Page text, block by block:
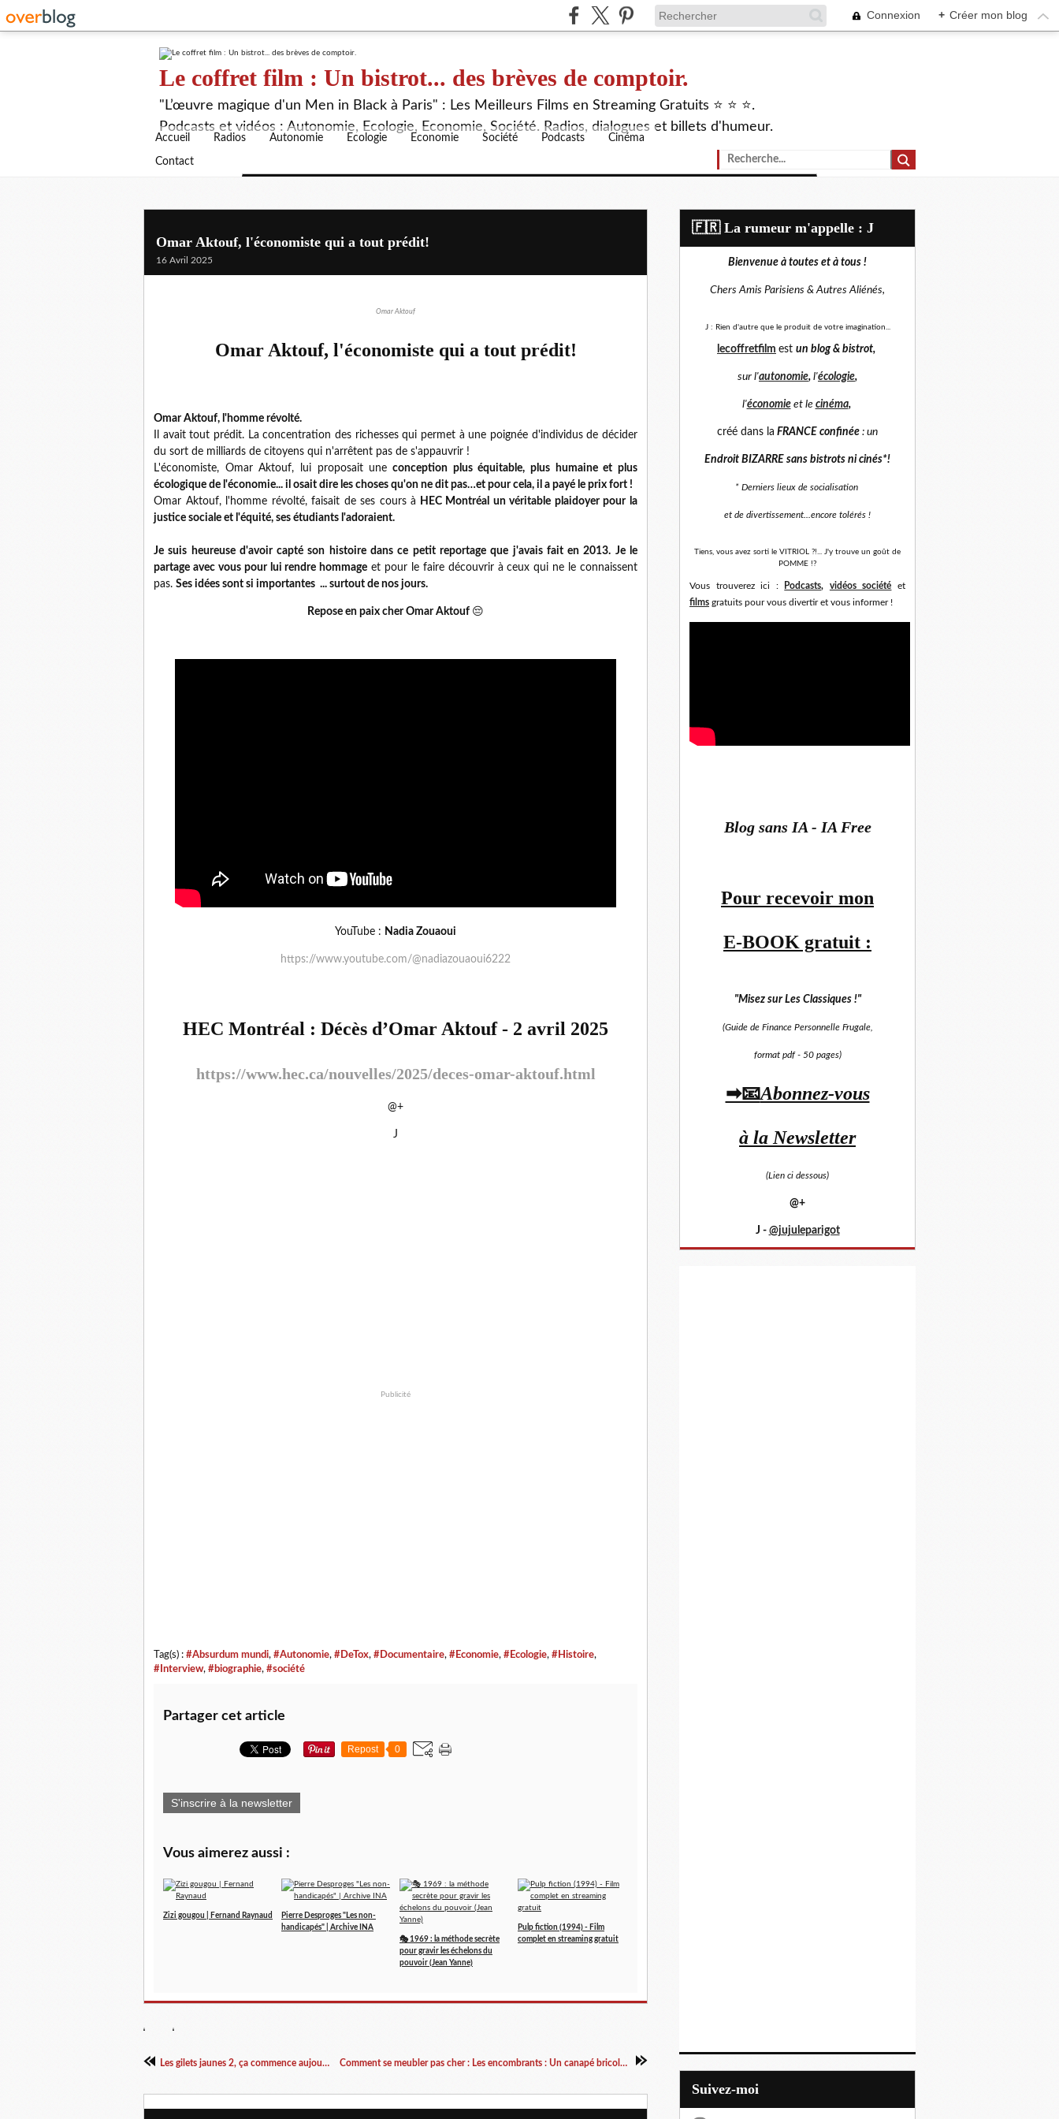
Connexion + Créer mon blog
Le coffret film : Un bistrot... des brèves de comptoir.
"L’œuvre magique d'un Men in Black à Paris" : Les Meilleurs Films en Streaming Gratuits ⭐ ⭐ ⭐.
Podcasts et vidéos : Autonomie, Ecologie, Economie, Société. Radios, dialogues et billets d'humeur.
Accueil Radios Autonomie Ecologie Economie Société Podcasts Cinéma
Contact
Omar Aktouf, l'économiste qui a tout prédit!
16 Avril 2025
Omar Aktouf
Omar Aktouf, l'économiste qui a tout prédit!
Omar Aktouf, l'homme révolté.
Il avait tout prédit. La concentration des richesses qui permet à une poignée d'individus de décider
du sort de milliards de citoyens qui n'arrêtent pas de s'appauvrir !
L'économiste, Omar Aktouf, lui proposait une conception plus équitable, plus humaine et plus
écologique de l'économie... il osait dire les choses qu'on ne dit pas…et pour cela, il a payé le prix fort !
Omar Aktouf, l'homme révolté, faisait de ses cours à HEC Montréal un véritable plaidoyer pour la
justice sociale et l'équité, ses étudiants l'adoraient.
Je suis heureuse d'avoir capté son histoire dans ce petit reportage que j'avais fait en 2013. Je le
partage avec vous pour lui rendre hommage et pour le faire découvrir à ceux qui ne le connaissent
pas. Ses idées sont si importantes ... surtout de nos jours.
Repose en paix cher Omar Aktouf 😔
YouTube : Nadia Zouaoui
https://www.youtube.com/@nadiazouaoui6222
HEC Montréal : Décès d’Omar Aktouf - 2 avril 2025
https://www.hec.ca/nouvelles/2025/deces-omar-aktouf.html
@+
J
Publicité
Tag(s) : #Absurdum mundi, #Autonomie, #DeTox, #Documentaire, #Economie, #Ecologie, #Histoire,
#Interview, #biographie, #société
Partager cet article
Repost 0
S'inscrire à la newsletter
Vous aimerez aussi :
Zizi gougou | Fernand Raynaud
Pierre Desproges "Les non-
handicapés" | Archive INA
🎭 1969 : la méthode secrète
pour gravir les échelons du
pouvoir (Jean Yanne)
Pulp fiction (1994) - Film
complet en streaming gratuit
Les gilets jaunes 2, ça commence aujourd'hui ! #Gueux Comment se meubler pas cher : Les encombrants : Un canapé bricolé pour moins de 3 euros !
​🇫🇷​ La rumeur m'appelle : J
Bienvenue à toutes et à tous !
Chers Amis Parisiens &Autres Aliénés,
J : Rien d'autre que le produit de votre imagination...
lecoffretfilm est un blog & bistrot,
sur l'autonomie, l'écologie,
l'économie et le cinéma,
créé dans la FRANCE confinée : un
Endroit BIZARRE sans bistrots ni cinés*!
* Derniers lieux de socialisation
et de divertissement... encore tolérés !
Tiens, vous avez sorti le VITRIOL ?!... J'y trouve un goût de
POMME !?
Vous trouverez ici : Podcasts, vidéos société et
films gratuits pour vous divertir et vous informer !
Blog sans IA - IA Free
Pour recevoir mon
E-BOOK gratuit :
"Misez sur Les Classiques !"
(Guide de Finance Personnelle Frugale,
format pdf - 50 pages)
➡📧Abonnez-vous
à la Newsletter
(Lien ci dessous)
@+
J - @jujuleparigot
Suivez-moi